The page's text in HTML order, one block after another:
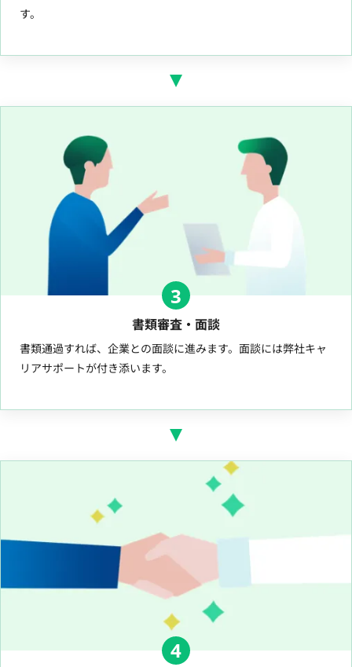
す。
3
書類審査・面談
書類通過すれば、企業との面談に進みます。面談には弊社キャ
リアサポートが付き添います。
4